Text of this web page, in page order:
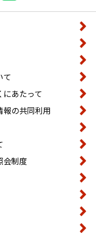
て
あたって
報の共同利用
会制度